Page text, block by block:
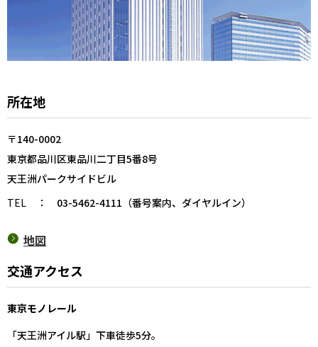
所在地
〒140-0002
東京都品川区東品川二丁目5番8号
天王洲パークサイドビル
TEL
： 03-5462-4111（番号案内、ダイヤルイン）
地図
交通アクセス
東京モノレール
「天王洲アイル駅」下車徒歩5分。